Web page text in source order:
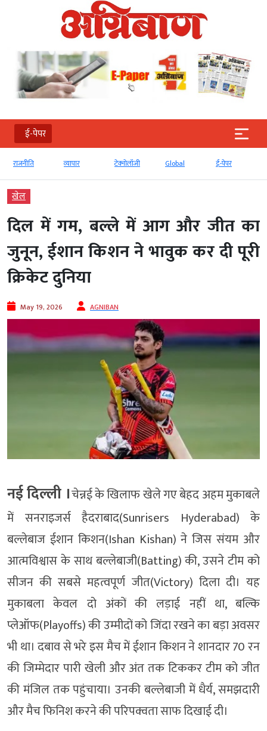
ई-पेपर
राजनीति व्‍यापार टेक्‍नोलॉजी Global ई-पेपर
खेल
दिल में गम, बल्ले में आग और जीत का
जुनून, ईशान किशन ने भावुक कर दी पूरी
क्रिकेट दुनिया
May 19, 2026 AGNIBAN
नई दिल्ली ।चेन्नई के खिलाफ खेले गए बेहद अहम मुकाबले
में सनराइजर्स हैदराबाद(Sunrisers Hyderabad) के
बल्लेबाज ईशान किशन(Ishan Kishan) ने जिस संयम और
आत्मविश्वास के साथ बल्लेबाजी(Batting) की, उसने टीम को
सीजन की सबसे महत्वपूर्ण जीत(Victory) दिला दी। यह
मुकाबला केवल दो अंकों की लड़ाई नहीं था, बल्कि
प्लेऑफ(Playoffs) की उम्मीदों को जिंदा रखने का बड़ा अवसर
भी था। दबाव से भरे इस मैच में ईशान किशन ने शानदार 70 रन
की जिम्मेदार पारी खेली और अंत तक टिककर टीम को जीत
की मंजिल तक पहुंचाया। उनकी बल्लेबाजी में धैर्य, समझदारी
और मैच फिनिश करने की परिपक्वता साफ दिखाई दी।